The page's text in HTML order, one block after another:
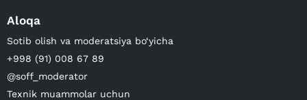
Aloqa
Sotib olish va moderatsiya bo‘yicha
+998 (91) 008 67 89
@soff_moderator
Texnik muammolar uchun